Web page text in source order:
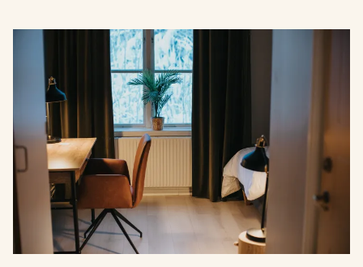
Norrkällan - " En naturnära
källa till kraft & energi "
En hälsoanläggning som ligger i en mycket vacker
kulturminnesmärkt miljö på Vännäs Läger.
Anlägnningen erbjuder boende för längre vistelser
men även boende i anläggningens pensionat.
Läs mer